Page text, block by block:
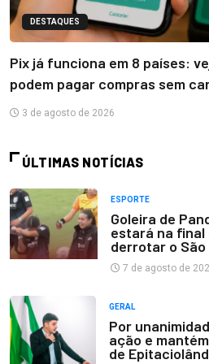
DESTAQUES
Pix já funciona em 8 países:
podem pagar compras sem
3 de agosto de 2026
ÚLTIMAS NOTÍCIAS
ESPORTE
Goleira de
estará na final
derrotar o São
7 de agosto de
GERAL
Por
ação e
de